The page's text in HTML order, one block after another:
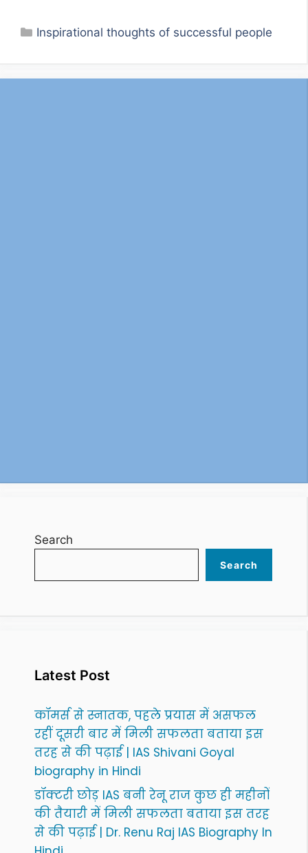
Categories
Inspirational thoughts of successful people
Search
Search
Latest Post
कॉमर्स से स्नातक, पहले प्रयास में असफल
रहीं दूसरी बार में मिली सफलता बताया इस
तरह से की पढ़ाई | IAS Shivani Goyal
biography in Hindi
डॉक्टरी छोड़ IAS बनी रेनू राज कुछ ही महीनों
की तैयारी में मिली सफलता बताया इस तरह
से की पढ़ाई | Dr. Renu Raj IAS Biography In